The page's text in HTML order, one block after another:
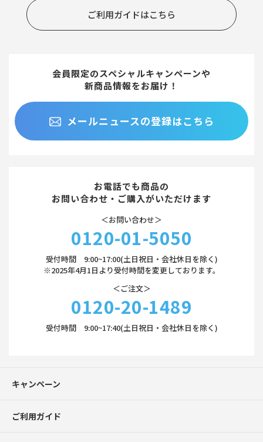
ご利用ガイドはこちら
会員限定のスペシャルキャンペーンや
新商品情報をお届け！
メールニュースの登録はこちら
お電話でも商品の
お問い合わせ・ご購入がいただけます
＜お問い合わせ＞
0120-01-5050
受付時間 9:00~17:00(土日祝日・会社休日を除く)
※2025年4月1日より受付時間を変更しております。
＜ご注文＞
0120-20-1489
受付時間 9:00~17:40(土日祝日・会社休日を除く)
キャンペーン
ご利用ガイド